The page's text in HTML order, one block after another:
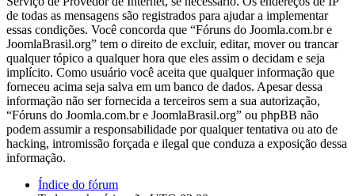
de todas as mensagens são registrados para ajudar a implementar
essas condições. Você concorda que “Fóruns do Joomla.com.br e
JoomlaBrasil.org” tem o direito de excluir, editar, mover ou trancar
qualquer tópico a qualquer hora que eles assim o decidam e seja
implícito. Como usuário você aceita que qualquer informação que
forneceu acima seja salva em um banco de dados. Apesar dessa
informação não ser fornecida a terceiros sem a sua autorização,
“Fóruns do Joomla.com.br e JoomlaBrasil.org” ou phpBB não
podem assumir a responsabilidade por qualquer tentativa ou ato de
hacking, intromissão forçada e ilegal que conduza a exposição dessa
informação.
Índice do fórum